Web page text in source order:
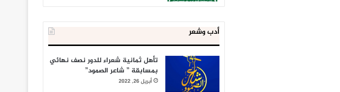
أدب وشعر
تأهل ثمانية شعراء للدور نصف نهائي
بمسابقة ” شاعر الصمود”
أبريل 26, 2022